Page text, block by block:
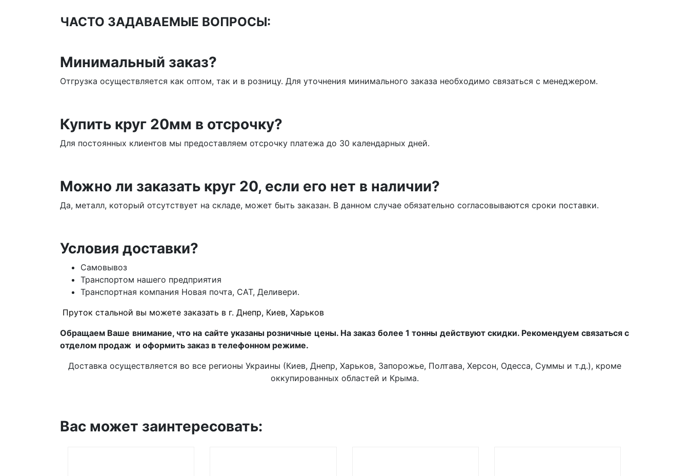
ЧАСТО ЗАДАВАЕМЫЕ ВОПРОСЫ:
Минимальный заказ?
Отгрузка осуществляется как оптом, так и в розницу. Для уточнения минимального заказа необходимо связаться с менеджером.
Купить круг 20мм в отсрочку?
Для постоянных клиентов мы предоставляем отсрочку платежа до 30 календарных дней.
Можно ли заказать круг 20, если его нет в наличии?
Да, металл, который отсутствует на складе, может быть заказан. В данном случае обязательно согласовываются сроки поставки.
Условия доставки?
Самовывоз
Транспортом нашего предприятия
Транспортная компания Новая почта, САТ, Деливери.
Пруток стальной вы можете заказать в г. Днепр, Киев, Харьков
Обращаем Ваше внимание, что на сайте указаны розничные цены. На заказ более 1 тонны действуют скидки. Рекомендуем связаться с
отделом продаж и оформить заказ в телефонном режиме.
Доставка осуществляется во все регионы Украины (Киев, Днепр, Харьков, Запорожье, Полтава, Херсон, Одесса, Суммы и т.д.), кроме
оккупированных областей и Крыма.
Вас может заинтересовать: